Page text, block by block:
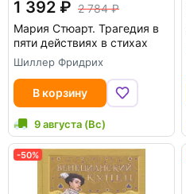
1 392
2 784
Мария Стюарт. Трагедия в
пяти действиях в стихах
Шиллер Фридрих
В корзину
9 августа (Вс)
-50%